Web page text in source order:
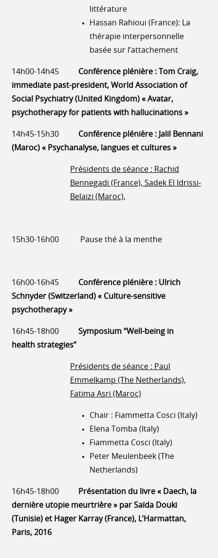
littérature
Hassan Rahioui (France): La
thérapie interpersonnelle
basée sur l’attachement
14h00-14h45 Conférence plénière : Tom Craig,
immediate past-president, World Association of
Social Psychiatry (United Kingdom) « Avatar,
psychotherapy for patients with hallucinations »
14h45-15h30
Conférence plénière : Jalil Bennani
(Maroc) « Psychanalyse, langues et cultures »
Présidents de séance : Rachid
Bennegadi (France), Sadek El Idrissi-
Belaizi (Maroc),
15h30-16h00 Pause thé à la menthe
16h00-16h45
Conférence plénière : Ulrich
Schnyder (Switzerland) « Culture-sensitive
psychotherapy »
16h45-18h00 Symposium “Well-being in
health strategies”
Présidents de séance : Paul
Emmelkamp (The Netherlands),
Fatima Asri (Maroc)
Chair : Fiammetta Cosci (Italy)
Elena Tomba (Italy)
Fiammetta Cosci (Italy)
Peter Meulenbeek (The
Netherlands)
16h45-18h00
Présentation du livre « Daech, la
dernière utopie meurtrière » par Saïda Douki
(Tunisie) et Hager Karray (France), L’Harmattan,
Paris, 2016